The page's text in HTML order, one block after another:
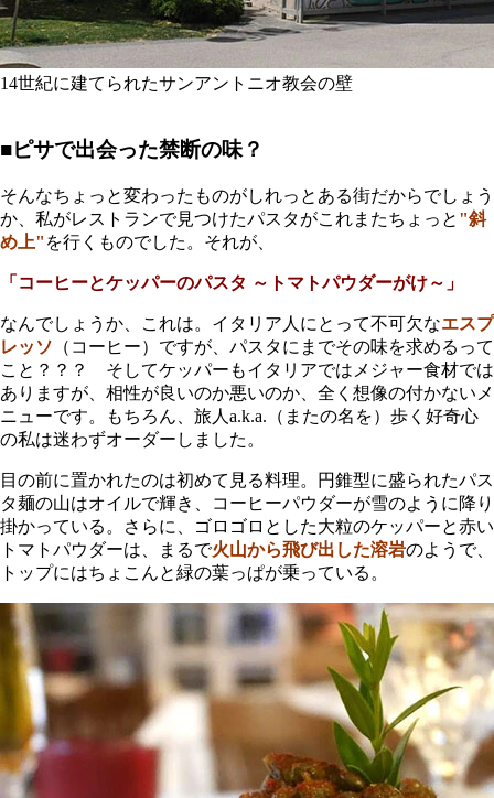
14世紀に建てられたサンアントニオ教会の壁
■ピサで出会った禁断の味？
そんなちょっと変わったものがしれっとある街だからでしょう
か、私がレストランで見つけたパスタがこれまたちょっと "斜
め上" を行くものでした。それが、
「コーヒーとケッパーのパスタ ～トマトパウダーがけ～」
なんでしょうか、これは。イタリア人にとって不可欠なエスプ
レッソ （コーヒー）ですが、パスタにまでその味を求めるって
こと？？？ そしてケッパーもイタリアではメジャー食材では
ありますが、相性が良いのか悪いのか、全く想像の付かないメ
ニューです。もちろん、旅人a.k.a.（またの名を）歩く好奇心
の私は迷わずオーダーしました。
目の前に置かれたのは初めて見る料理。円錐型に盛られたパス
タ麺の山はオイルで輝き、コーヒーパウダーが雪のように降り
掛かっている。さらに、ゴロゴロとした大粒のケッパーと赤い
トマトパウダーは、まるで火山から飛び出した溶岩のようで、
トップにはちょこんと緑の葉っぱが乗っている。